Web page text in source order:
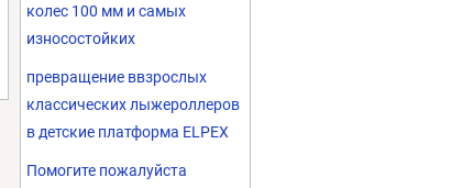
колес 100 мм и самых
износостойких
превращение ввзрослых
классических лыжероллеров
в детские платформа ELPEX
Помогите пожалуйста